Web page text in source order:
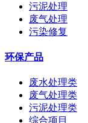
污泥处理
废气处理
污染修复
环保产品
废水处理类
废气处理类
污泥处理类
综合项目